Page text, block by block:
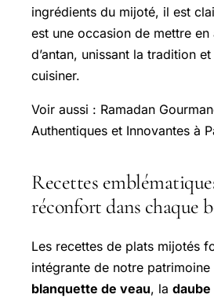
ingrédients du mijoté, il est
est une occasion de mettre en
d’antan, unissant la tradition
cuisiner.
Voir aussi : Ramadan
Authentiques et Innovantes à
Recettes
réconfort dans chaque
Les recettes de plats mijotés
intégrante de notre patrimoine
blanquette de veau, la